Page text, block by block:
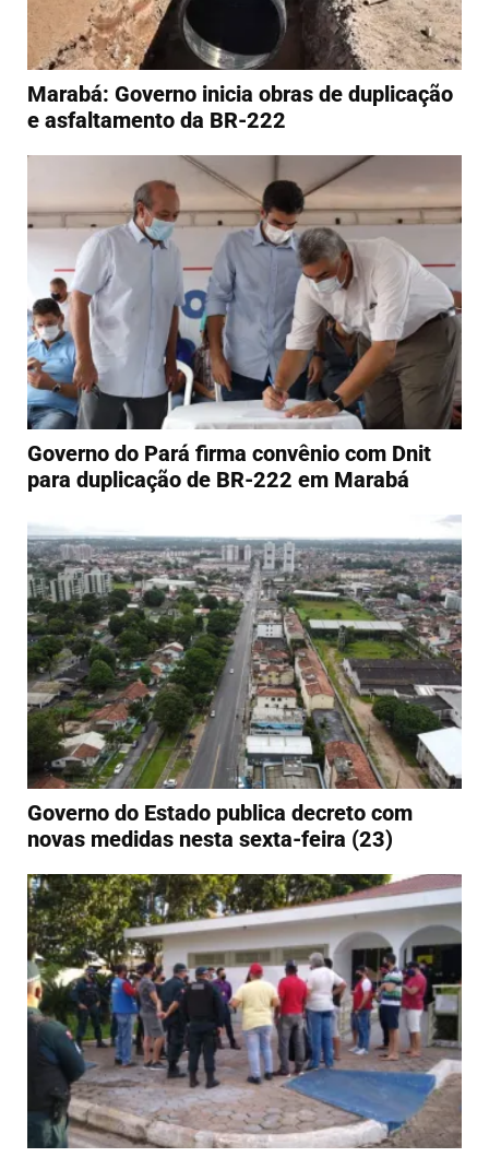
Marabá: Governo inicia obras de duplicação
e asfaltamento da BR-222
Governo do Pará firma convênio com Dnit
para duplicação de BR-222 em Marabá
Governo do Estado publica decreto com
novas medidas nesta sexta-feira (23)